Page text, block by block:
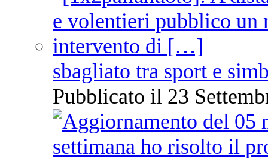
sbagliato tra sport e
Pubblicato il 23